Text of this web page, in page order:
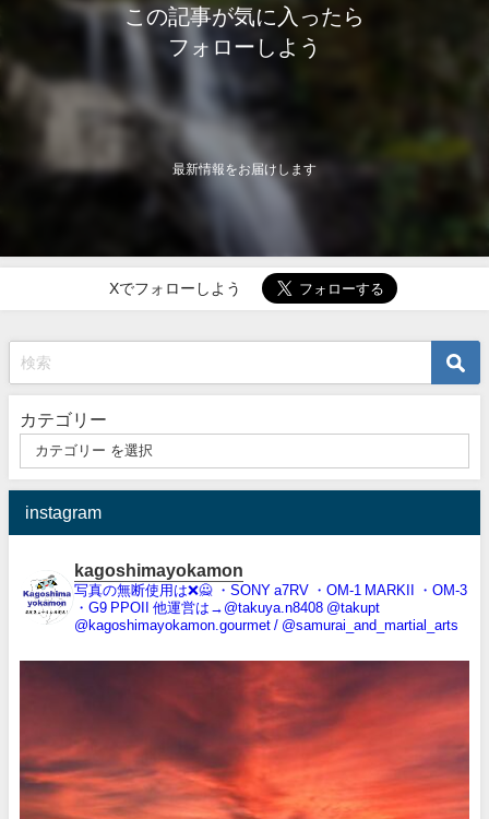
この記事が気に入ったら
フォローしよう
最新情報をお届けします
Xでフォローしよう
カテゴリー
instagram
kagoshimayokamon
写真の無断使用は❌️🙅 ・SONY a7RV ・OM-1 MARKII
・OM-3
・G9 PPOII
他運営は→@takuya.n8408 @takupt
@kagoshimayokamon.gourmet / @samurai_and_martial_arts